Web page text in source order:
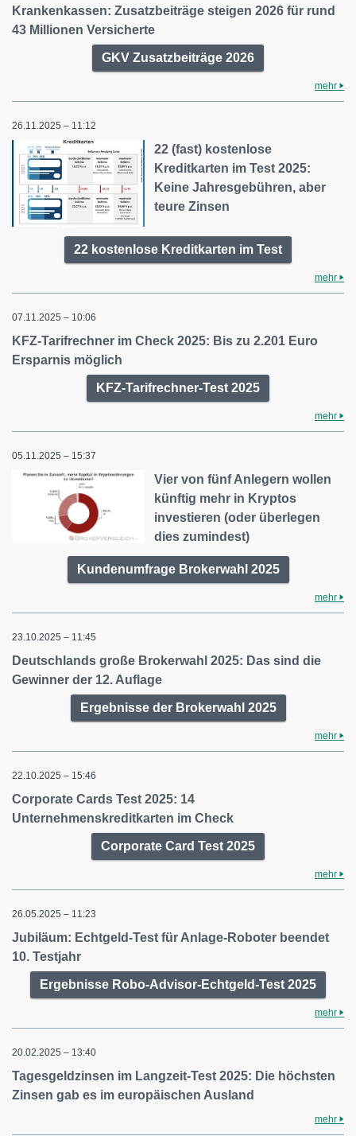
Krankenkassen: Zusatzbeiträge steigen 2026 für rund
43 Millionen Versicherte
GKV Zusatzbeiträge 2026
mehr
26.11.2025 – 11:12
22 (fast) kostenlose
Kreditkarten im Test 2025:
Keine Jahresgebühren, aber
teure Zinsen
22 kostenlose Kreditkarten im Test
mehr
07.11.2025 – 10:06
KFZ-Tarifrechner im Check 2025: Bis zu 2.201 Euro
Ersparnis möglich
KFZ-Tarifrechner-Test 2025
mehr
05.11.2025 – 15:37
Vier von fünf Anlegern wollen
künftig mehr in Kryptos
investieren (oder überlegen
dies zumindest)
Kundenumfrage Brokerwahl 2025
mehr
23.10.2025 – 11:45
Deutschlands große Brokerwahl 2025: Das sind die
Gewinner der 12. Auflage
Ergebnisse der Brokerwahl 2025
mehr
22.10.2025 – 15:46
Corporate Cards Test 2025: 14
Unternehmenskreditkarten im Check
Corporate Card Test 2025
mehr
26.05.2025 – 11:23
Jubiläum: Echtgeld-Test für Anlage-Roboter beendet
10. Testjahr
Ergebnisse Robo-Advisor-Echtgeld-Test 2025
mehr
20.02.2025 – 13:40
Tagesgeldzinsen im Langzeit-Test 2025: Die höchsten
Zinsen gab es im europäischen Ausland
mehr